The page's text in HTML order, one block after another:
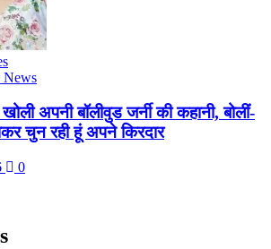
News
अपनी बॉलीवुड जर्नी की कहानी, बोलीं-
चुन रही हूं अपने किरदार
0